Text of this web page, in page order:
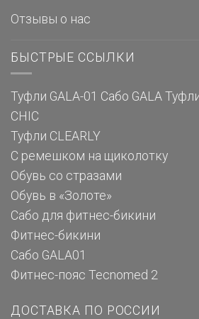
Отзывы о нас
БЫСТРЫЕ ССЫЛКИ
Туфли GALA-01 Сабо GALA
CHIC
Туфли CLEARLY
С ремешком на щиколотку
Обувь со стразами
Обувь в «Золоте»
Сабо для фитнес-бикини
Фитнес-бикини
Сабо GALA01
Фитнес-пояс Tecnomed 2
ДОСТАВКА ПО РОССИИ